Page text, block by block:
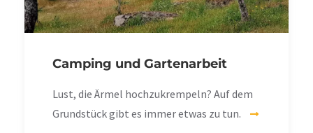
Camping und Gartenarbeit
Lust, die Ärmel hochzukrempeln? Auf dem
Grundstück gibt es immer etwas zu tun.